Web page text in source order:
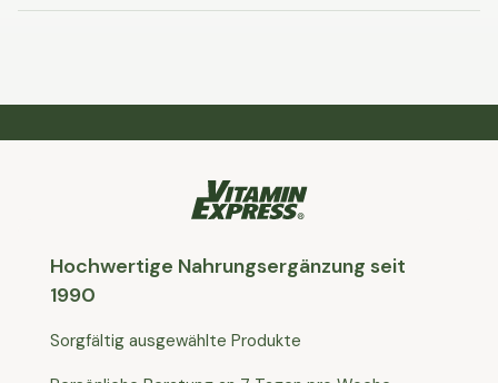
Hochwertige Nahrungsergänzung seit
1990
Sorgfältig ausgewählte Produkte